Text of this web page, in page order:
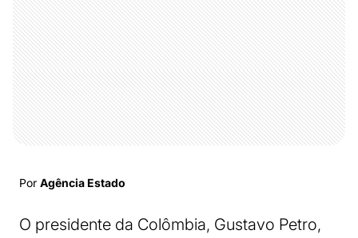
Por Agência Estado
O presidente da Colômbia, Gustavo Petro,